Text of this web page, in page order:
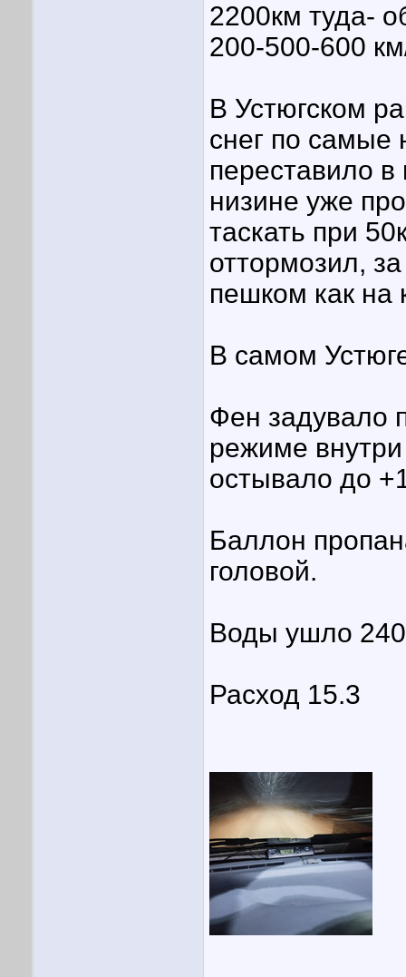
2200км туда-
200-500-600
В Устюгском
снег по самые
переставило в
низине уже
таскать при
оттормозил,
пешком как на
В самом
Фен задувало
режиме
остывало до
Баллон
головой.
Воды ушло
Расход 15.3